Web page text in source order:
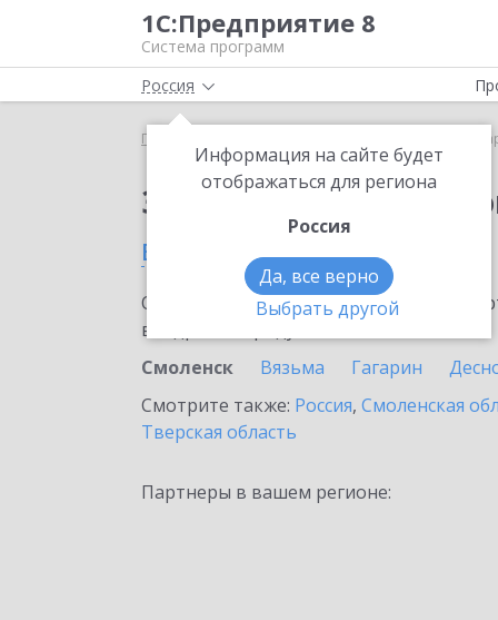
1С:Предприятие 8
Система программ
Россия
Информация на сайте будет
отображаться для региона
Россия
Да, все верно
Выбрать другой
Главная
Заказать
в Смоленске
Ознакомьтесь с информационными
внедрение продукта.
Смоленск
Вязьма Гагарин
Смотрите также: Россия, Смоленская
Тверская область
Партнеры в вашем регионе: